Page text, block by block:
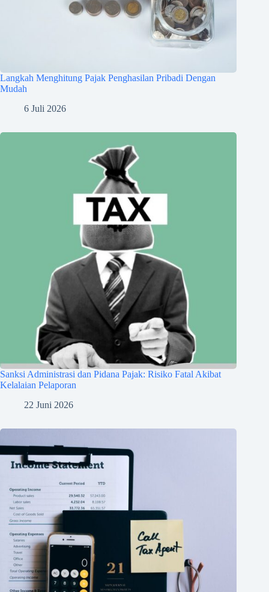
Langkah Menghitung Pajak Penghasilan Pribadi Dengan
Mudah
6 Juli 2026
Sanksi Administrasi dan Pidana Pajak: Risiko Fatal Akibat
Kelalaian Pelaporan
22 Juni 2026